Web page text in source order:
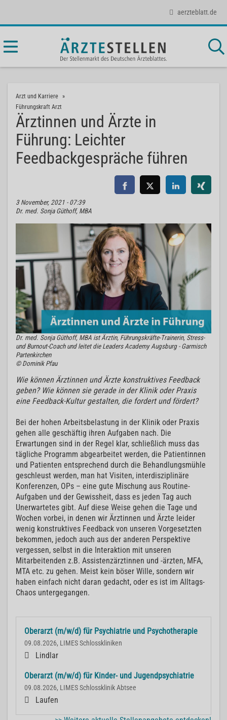
aerzteblatt.de
Arzt und Karriere
Führungskraft Arzt
Ärztinnen und Ärzte in
Führung: Leichter
Feedbackgespräche führen
3 November, 2021 - 07:39
Dr. med. Sonja Güthoff, MBA
Dr. med. Sonja Güthoff, MBA ist Ärztin, Führungskräfte-Trainerin, Stress-
und Burnout-Coach und leitet die Leaders Academy Augsburg - Garmisch
Partenkirchen
© Dominik Pfau
Wie können Ärztinnen und Ärzte konstruktives Feedback
geben? Wie können sie gerade in der Klinik oder Praxis
eine Feedback-Kultur gestalten, die fordert und fördert?
Bei der hohen Arbeitsbelastung in der Klinik oder Praxis
gehen alle geschäftig ihren Aufgaben nach. Die
Erwartungen sind in der Regel klar, schließlich muss das
tägliche Programm abgearbeitet werden, die Patientinnen
und Patienten entsprechend durch die Behandlungsmühle
geschleust werden, man hat Visiten, interdisziplinäre
Konferenzen, OPs – eine gute Mischung aus Routine-
Aufgaben und der Gewissheit, dass es jeden Tag auch
Unerwartetes gibt. Auf diese Weise gehen die Tage und
Wochen vorbei, in denen wir Ärztinnen und Ärzte leider
wenig konstruktives Feedback von unseren Vorgesetzten
bekommen, jedoch auch aus der anderen Perspektive
vergessen, selbst in die Interaktion mit unseren
Mitarbeitenden z.B. Assistenzärztinnen und -ärzten, MFA,
MTA etc. zu gehen. Meist kein böser Wille, sondern wir
haben einfach nicht daran gedacht, oder es ist im Alltags-
Chaos untergegangen.
Oberarzt (m/w/d) für Psychiatrie und Psychotherapie
09.08.2026, LIMES Schlosskliniken
Lindlar
Oberarzt (m/w/d) für Kinder- und Jugendpsychiatrie
09.08.2026, LIMES Schlossklinik Abtsee
Laufen